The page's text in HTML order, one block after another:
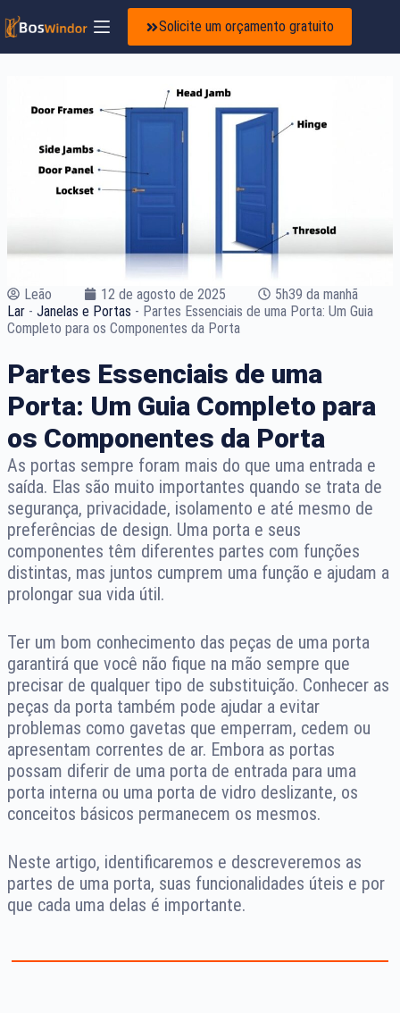
Solicite um orçamento gratuito
Leão 12 de agosto de 2025
5h39 da manhã
Lar - Janelas e Portas - Partes Essenciais de uma Porta: Um Guia
Completo para os Componentes da Porta
Partes Essenciais de uma
Porta: Um Guia Completo para
os Componentes da Porta
As portas sempre foram mais do que uma entrada e
saída. Elas são muito importantes quando se trata de
segurança, privacidade, isolamento e até mesmo de
preferências de design. Uma porta e seus
componentes têm diferentes partes com funções
distintas, mas juntos cumprem uma função e ajudam a
prolongar sua vida útil.
Ter um bom conhecimento das peças de uma porta
garantirá que você não fique na mão sempre que
precisar de qualquer tipo de substituição. Conhecer as
peças da porta também pode ajudar a evitar
problemas como gavetas que emperram, cedem ou
apresentam correntes de ar. Embora as portas
possam diferir de uma porta de entrada para uma
porta interna ou uma porta de vidro deslizante, os
conceitos básicos permanecem os mesmos.
Neste artigo, identificaremos e descreveremos as
partes de uma porta, suas funcionalidades úteis e por
que cada uma delas é importante.